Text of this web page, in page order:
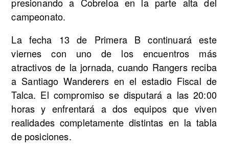
campeonato.
La fecha 13 de Primera B continuará este
viernes con uno de los encuentros más
atractivos de la jornada, cuando Rangers reciba
a Santiago Wanderers en el estadio Fiscal de
Talca. El compromiso se disputará a las 20:00
horas y enfrentará a dos equipos que viven
realidades completamente distintas en la tabla
de posiciones.